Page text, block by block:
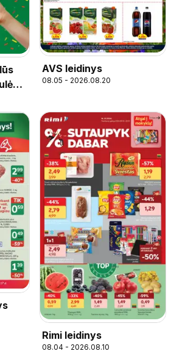
AVS leidinys
08.05 - 2026.08.20
Rimi leidinys
08.04 - 2026.08.10